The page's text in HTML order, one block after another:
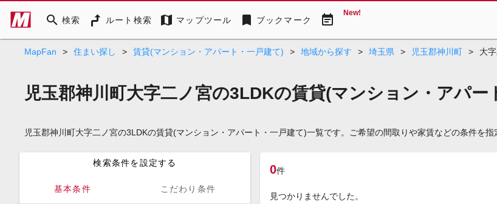
search 検索 ルート検索 map マップツール bookmark ブックマーク event_note New!
MapFan > 住まい探し > 賃貸(マンション・アパート・一戸建て) > 地域から探す > 埼玉県 > 児玉郡神川町 > 大
児玉郡神川町大字二ノ宮の3LDKの賃貸(マンション・アパー
児玉郡神川町大字二ノ宮の3LDKの賃貸(マンション・アパート・一戸建て)一覧です。ご希望の間取りや家賃などの条件を指
検索条件を設定する
基本条件 こだわり条件
0件
見つかりませんでした。